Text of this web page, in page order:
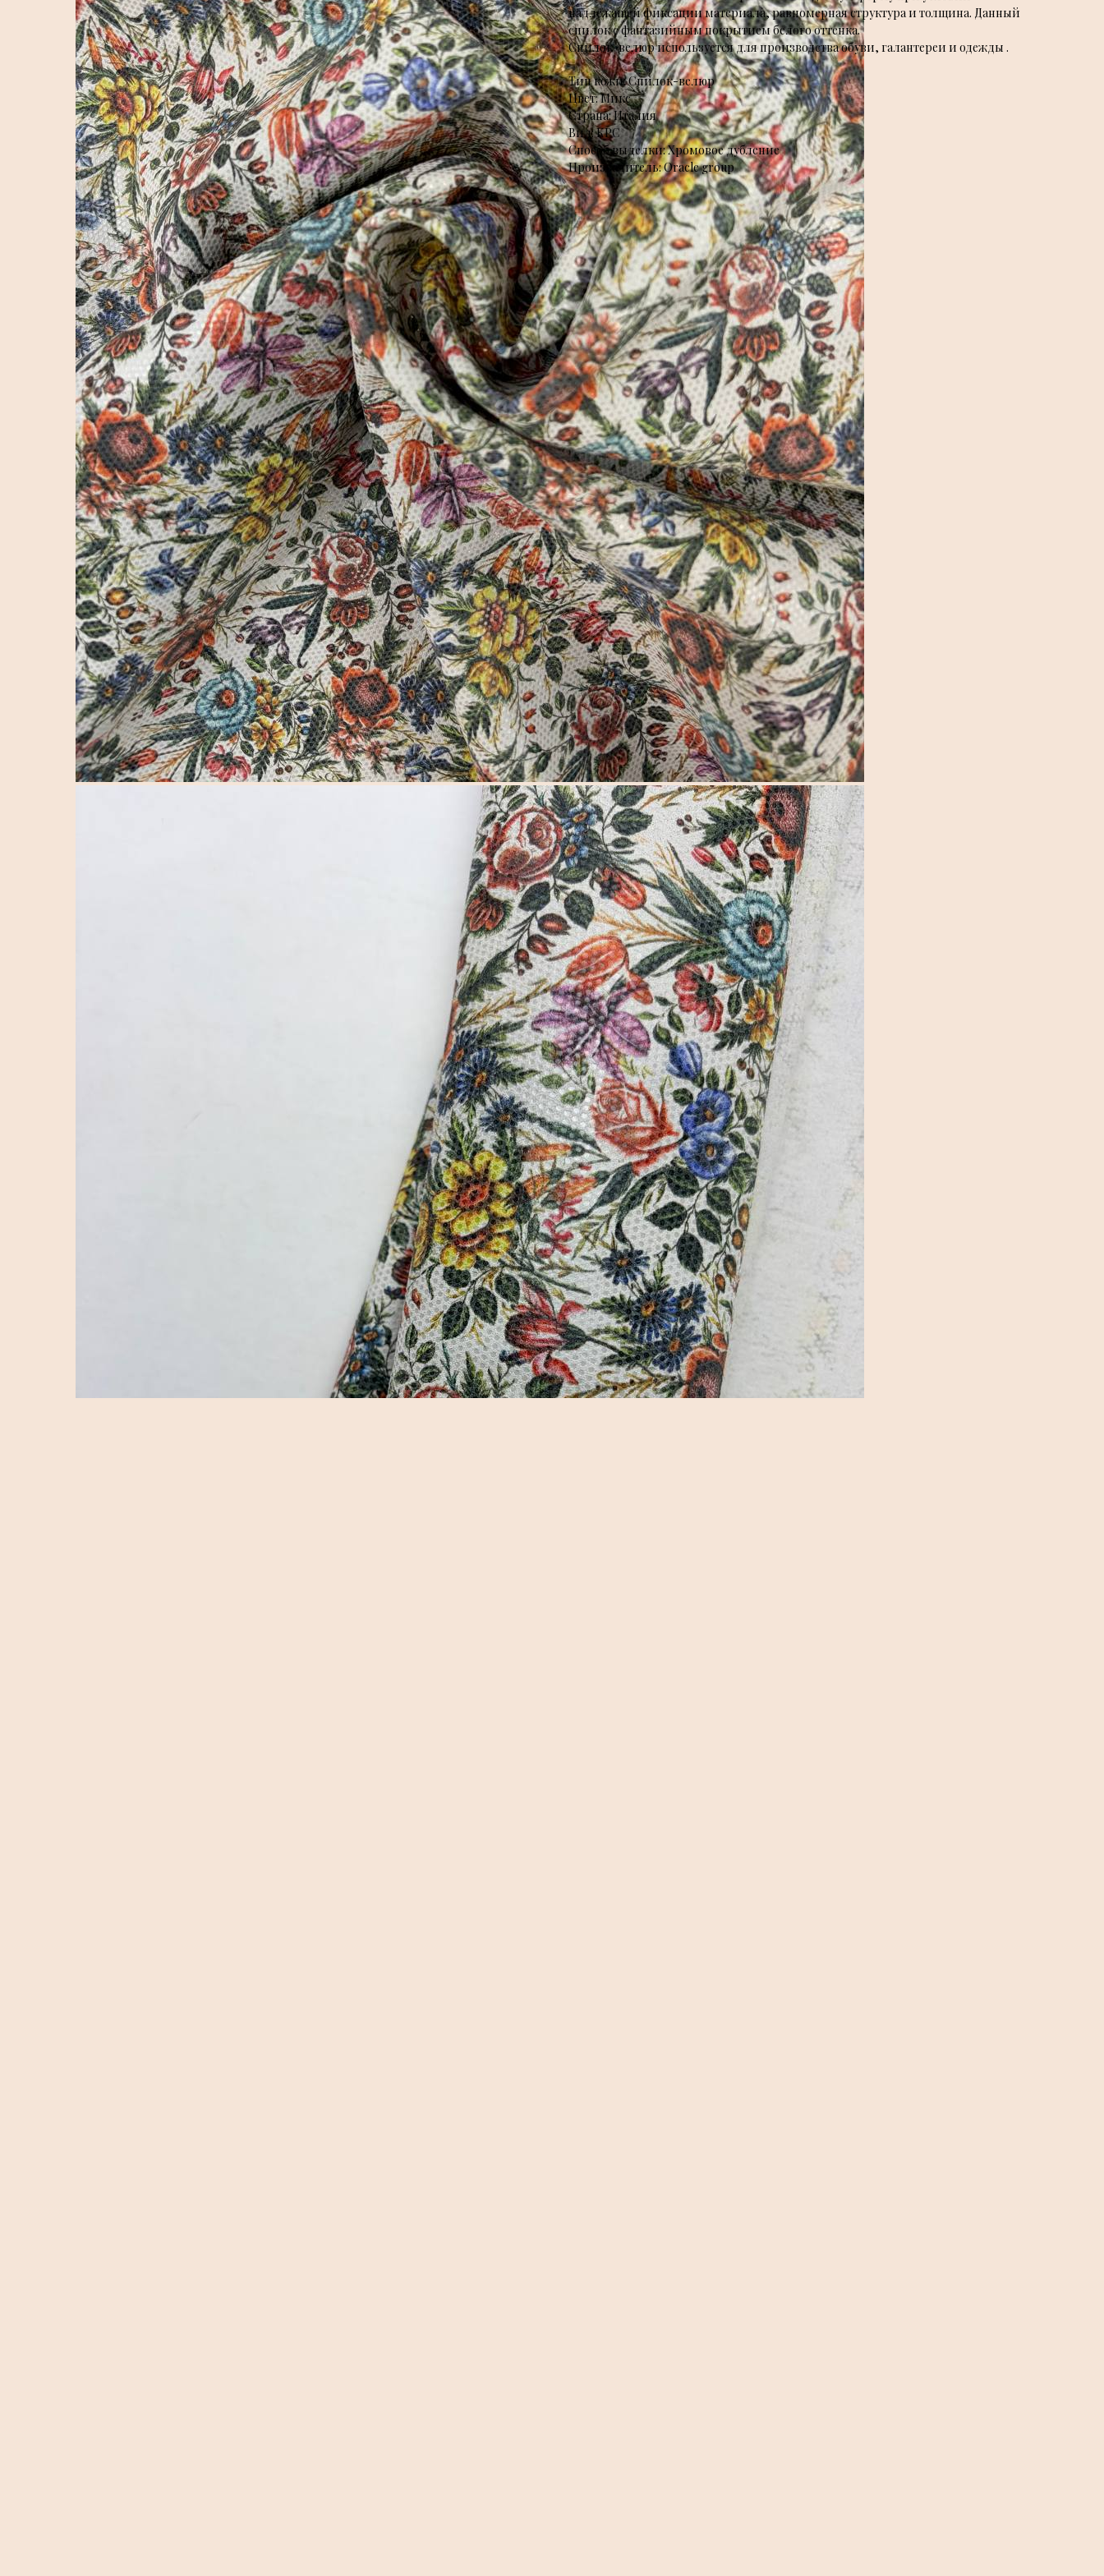
надлежащей фиксации материала, равномерная структура и толщина. Данный
спилок с фантазийным покрытием белого оттенка.
Спилок-велюр используется для производства обуви, галантереи и одежды .
Тип кожи: Спилок-велюр
Цвет: Микс
Страна: Италия
Вид: КРС
Способ выделки: Хромовое дубление
Производитель: Oracle group